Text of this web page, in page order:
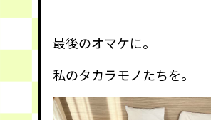
最後のオマケに。
私のタカラモノたちを。